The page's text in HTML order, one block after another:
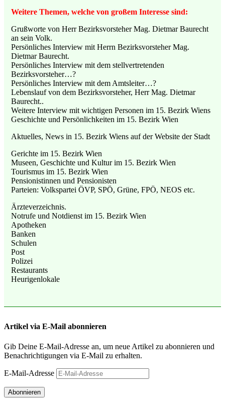
Weitere Themen, welche von großem Interesse sind:
Grußworte von Herr Bezirksvorsteher Mag. Dietmar Baurecht
an sein Volk.
Persönliches Interview mit Herrn Bezirksvorsteher Mag.
Dietmar Baurecht.
Persönliches Interview mit dem stellvertretenden
Bezirksvorsteher…?
Persönliches Interview mit dem Amtsleiter…?
Lebenslauf von dem Bezirksvorsteher, Herr Mag. Dietmar
Baurecht..
Weitere Interview mit wichtigen Personen im 15. Bezirk Wiens
Geschichte und Persönlichkeiten im 15. Bezirk Wien
Aktuelles, News in 15. Bezirk Wiens auf der Website der Stadt
Gerichte im 15. Bezirk Wien
Museen, Geschichte und Kultur im 15. Bezirk Wien
Tourismus im 15. Bezirk Wien
Pensionistinnen und Pensionisten
Parteien: Volkspartei ÖVP, SPÖ, Grüne, FPÖ, NEOS etc.
Ärzteverzeichnis.
Notrufe und Notdienst im 15. Bezirk Wien
Apotheken
Banken
Schulen
Post
Polizei
Restaurants
Heurigenlokale
Artikel via E-Mail abonnieren
Gib Deine E-Mail-Adresse an, um neue Artikel zu abonnieren und
Benachrichtigungen via E-Mail zu erhalten.
E-Mail-Adresse
Abonnieren